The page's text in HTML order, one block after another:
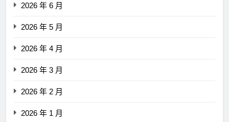
2026 年 6 月
2026 年 5 月
2026 年 4 月
2026 年 3 月
2026 年 2 月
2026 年 1 月